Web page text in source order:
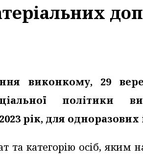
виконкому, 29
політики
рік, для
та категорію осіб, яким